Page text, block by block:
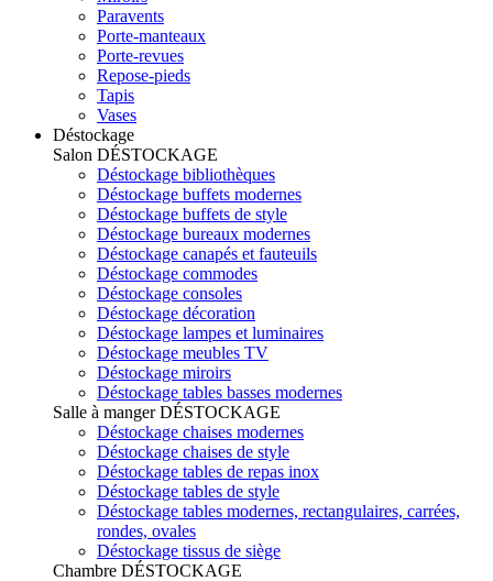
Paravents
Porte-manteaux
Porte-revues
Repose-pieds
Tapis
Vases
Déstockage
Salon DÉSTOCKAGE
Déstockage bibliothèques
Déstockage buffets modernes
Déstockage buffets de style
Déstockage bureaux modernes
Déstockage canapés et fauteuils
Déstockage commodes
Déstockage consoles
Déstockage décoration
Déstockage lampes et luminaires
Déstockage meubles TV
Déstockage miroirs
Déstockage tables basses modernes
Salle à mangerDÉSTOCKAGE
Déstockage chaises modernes
Déstockage chaises de style
Déstockage tables de repas inox
Déstockage tables de style
Déstockage tables modernes, rectangulaires, carrées,
rondes, ovales
Déstockage tissus de siège
Chambre DÉSTOCKAGE